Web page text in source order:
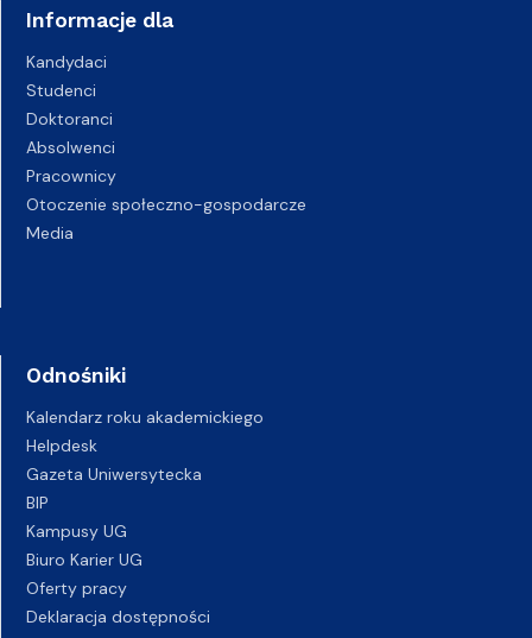
Informacje dla
Kandydaci
Studenci
Doktoranci
Absolwenci
Pracownicy
Otoczenie społeczno-gospodarcze
Media
Odnośniki
Kalendarz roku akademickiego
Helpdesk
Gazeta Uniwersytecka
BIP
Kampusy UG
Biuro Karier UG
Oferty pracy
Deklaracja dostępności